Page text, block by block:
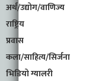
अर्थ/उद्योग/वाणिज्य
राष्ट्रिय
प्रवास
कला/साहित्य/सिर्जना
भिडियो ग्यालरी